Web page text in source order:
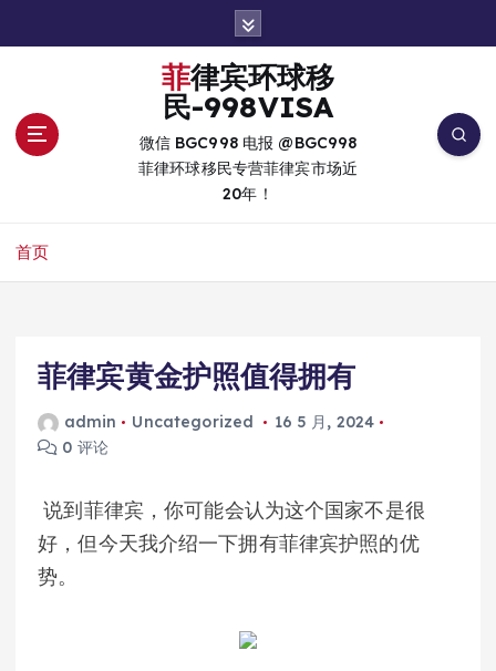
菲律宾环球移
民-998VISA
微信 BGC998 电报 @BGC998
菲律环球移民专营菲律宾市场近
20年！
首页
菲律宾黄金护照值得拥有
admin Uncategorized
16 5 月, 2024
0 评论
说到菲律宾，你可能会认为这个国家不是很
好，但今天我介绍一下拥有菲律宾护照的优
势。